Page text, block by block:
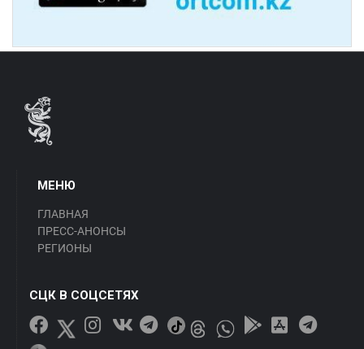
МЕНЮ
ГЛАВНАЯ
ПРЕСС-АНОНСЫ
РЕГИОНЫ
СЦК В СОЦСЕТЯХ